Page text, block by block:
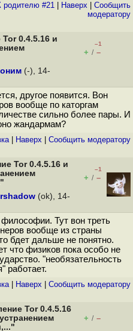
родителю #21 Наверх
Cообщить
модератору
0.4.5.16 и
–1
+ / –
(-), 14-
другое появится. Вон
вообще по каторгам
сильно более пары. И
жандармам?
| Наверх Cообщить модератору
Tor 0.4.5.16 и
–1
+ / –
rshadow (ok), 14-
Тут вон треть
вообще из страны
бдет дальше не понятно.
что физиков пока особо не
"необязательность
работает.
| Наверх Cообщить модератору
Tor 0.4.5.16
+ / –